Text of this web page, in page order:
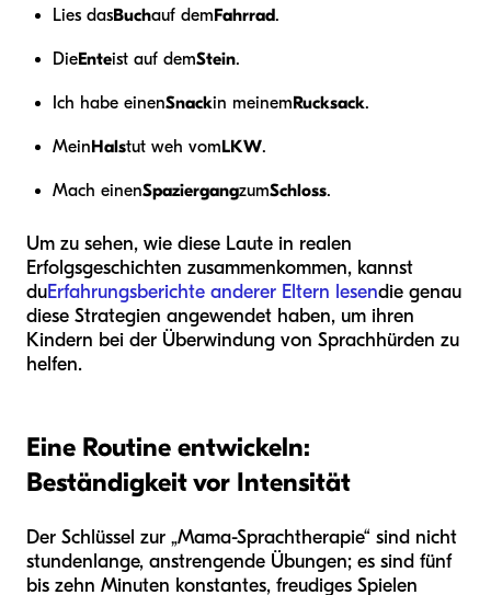
Lies dasBuchauf demFahrrad.
DieEnteist auf demStein.
Ich habe einenSnackin meinemRucksack.
MeinHalstut weh vomLKW.
Mach einenSpaziergangzumSchloss.
Um zu sehen, wie diese Laute in realen
Erfolgsgeschichten zusammenkommen, kannst
duErfahrungsberichte anderer Eltern lesendie genau
diese Strategien angewendet haben, um ihren
Kindern bei der Überwindung von Sprachhürden zu
helfen.
Eine Routine entwickeln:
Beständigkeit vor Intensität
Der Schlüssel zur „Mama-Sprachtherapie“ sind nicht
stundenlange, anstrengende Übungen; es sind fünf
bis zehn Minuten konstantes, freudiges Spielen